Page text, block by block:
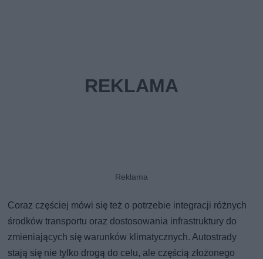
Coraz częściej mówi się też o potrzebie integracji różnych
środków transportu oraz dostosowania infrastruktury do
zmieniających się warunków klimatycznych. Autostrady
stają się nie tylko drogą do celu, ale częścią złożonego